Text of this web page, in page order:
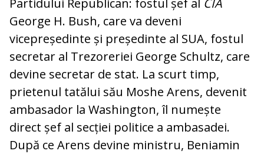
Partidului Republican: fostul șef al CIA
George H. Bush, care va deveni
vicepreședinte și președinte al SUA, fostul
secretar al Trezoreriei George Schultz, care
devine secretar de stat. La scurt timp,
prietenul tatălui său Moshe Arens, devenit
ambasador la Washington, îl numește
direct șef al secției politice a ambasadei.
După ce Arens devine ministru, Beniamin